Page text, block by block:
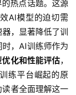
热点话题。这源
AI模型的迫切需
，显著降低了训
，AI训练师作为
化和性能评估，
练平台崛起的原
者全面理解这一